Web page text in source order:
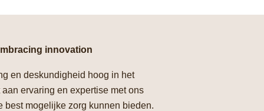
innovation
en deskundigheid hoog in het
ervaring en expertise met ons
best mogelijke zorg kunnen bieden.